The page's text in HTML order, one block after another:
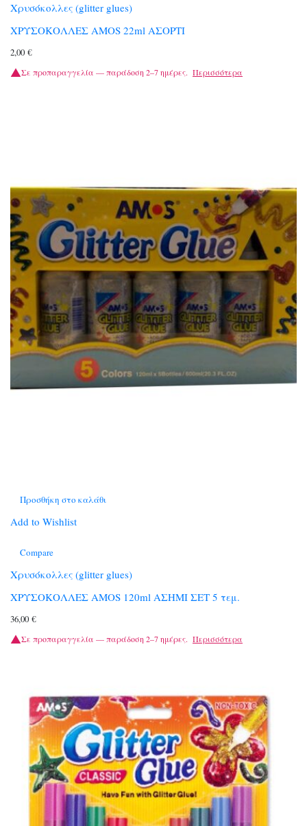
Χρυσόκολλες (glitter glues)
ΧΡΥΣΟΚΟΛΛΕΣ AMOS 22ml ΑΣΟΡΤΙ
2,00 €
Σε προπαραγγελία — παράδοση 2–7 ημέρες. Περισσότερα
Προσθήκη στο καλάθι
Add to Wishlist
Compare
Χρυσόκολλες (glitter glues)
ΧΡΥΣΟΚΟΛΛΕΣ AMOS 120ml ΑΣΗΜΙ ΣΕΤ 5 τεμ.
36,00 €
Σε προπαραγγελία — παράδοση 2–7 ημέρες. Περισσότερα